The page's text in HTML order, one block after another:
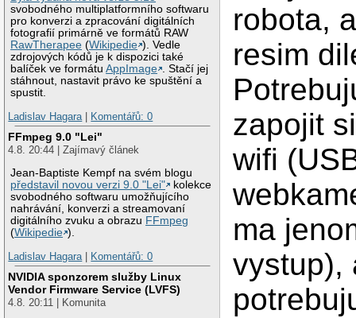
svobodného multiplatformního softwaru
pro konverzi a zpracování digitálních
fotografií primárně ve formátů RAW
RawTherapee (Wikipedie ). Vedle
zdrojových kódů je k dispozici také
balíček ve formátuAppImage . Stačí jej
stáhnout, nastavit právo ke spuštění a
spustit.
Ladislav Hagara
Komentářů: 0
FFmpeg 9.0 "Lei"
4.8. 20:44 | Zajímavý článek
Jean-Baptiste Kempf na svém blogu
představil novou verzi 9.0 "Lei"
kolekce
svobodného softwaru umožňujícího
nahrávání, konverzi a streamovaní
digitálního zvuku a obrazu FFmpeg
(Wikipedie ).
Ladislav Hagara
Komentářů: 0
NVIDIA sponzorem služby Linux
Vendor Firmware Service (LVFS)
4.8. 20:11 | Komunita
robota,
resim
zapojit
wifi
ma
vystup),